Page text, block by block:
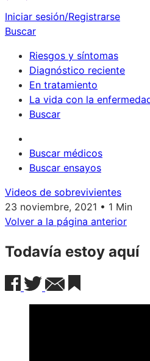
Iniciar sesión/Registrarse
Buscar
Riesgos y síntomas
Diagnóstico reciente
En tratamiento
La vida con la
Buscar
Buscar médicos
Buscar ensayos
Videos de sobrevivientes
23 noviembre, 2021 • 1 Min
Volver a la página anterior
Todavía estoy aquí